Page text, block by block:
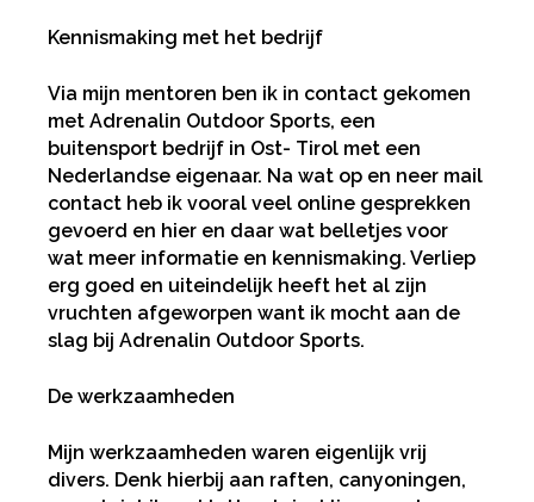
Kennismaking met het bedrijf
Via mijn mentoren ben ik in contact gekomen
met Adrenalin Outdoor Sports, een
buitensport bedrijf in Ost- Tirol met een
Nederlandse eigenaar. Na wat op en neer mail
contact heb ik vooral veel online gesprekken
gevoerd en hier en daar wat belletjes voor
wat meer informatie en kennismaking. Verliep
erg goed en uiteindelijk heeft het al zijn
vruchten afgeworpen want ik mocht aan de
slag bij Adrenalin Outdoor Sports.
De werkzaamheden
Mijn werkzaamheden waren eigenlijk vrij
divers. Denk hierbij aan raften, canyoningen,